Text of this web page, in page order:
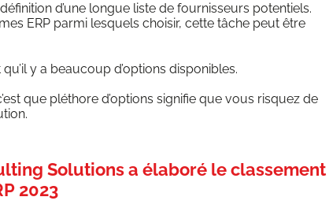
d’une longue liste de four­nis­seurs poten­tiels.
ERP par­mi les­quels choi­sir, cette tâche peut être
y a beau­coup d’op­tions disponibles.
que plé­thore d’op­tions signi­fie que vous ris­quez de
Solutions a élaboré le classement
2023